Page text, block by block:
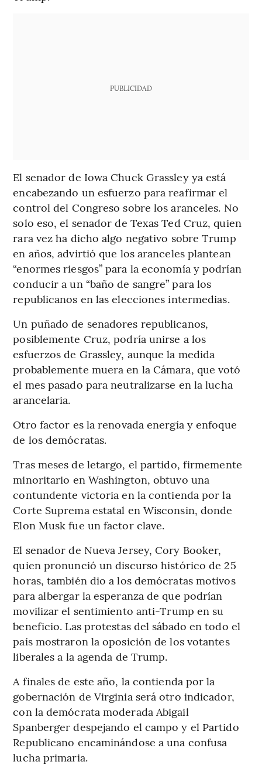
PUBLICIDAD
El senador de Iowa Chuck Grassley ya está
encabezando un esfuerzo para reafirmar el
control del Congreso sobre los aranceles. No
solo eso, el senador de Texas Ted Cruz, quien
rara vez ha dicho algo negativo sobre Trump
en años, advirtió que los aranceles plantean
“enormes riesgos” para la economía y podrían
conducir a un “baño de sangre” para los
republicanos en las elecciones intermedias.
Un puñado de senadores republicanos,
posiblemente Cruz, podría unirse a los
esfuerzos de Grassley, aunque la medida
probablemente muera en la Cámara, que votó
el mes pasado para neutralizarse en la lucha
arancelaria.
Otro factor es la renovada energía y enfoque
de los demócratas.
Tras meses de letargo, el partido, firmemente
minoritario en Washington, obtuvo una
contundente victoria en la contienda por la
Corte Suprema estatal en Wisconsin, donde
Elon Musk fue un factor clave.
El senador de Nueva Jersey, Cory Booker,
quien pronunció un discurso histórico de 25
horas, también dio a los demócratas motivos
para albergar la esperanza de que podrían
movilizar el sentimiento anti-Trump en su
beneficio. Las protestas del sábado en todo el
país mostraron la oposición de los votantes
liberales a la agenda de Trump.
A finales de este año, la contienda por la
gobernación de Virginia será otro indicador,
con la demócrata moderada Abigail
Spanberger despejando el campo y el Partido
Republicano encaminándose a una confusa
lucha primaria.